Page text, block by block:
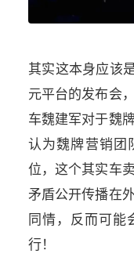
其实这本身应该
元平台的发布会
车魏建军对于魏
认为魏牌营销团
位，这个其实车
矛盾公开传播在
同情，反而可能
行！